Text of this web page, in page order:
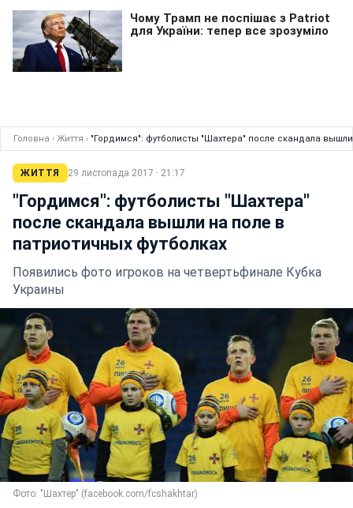
Головна › Життя › "Гордимся": футболисты "Шахтера" после скандала
ЖИТТЯ 29 листопада 2017 · 21:17
"Гордимся": футболисты "Шахтера"
после скандала вышли на поле в
патриотичных футболках
Появились фото игроков на четвертьфинале Кубка
Украины
Фото: "Шахтер" (facebook.com/fcshakhtar)